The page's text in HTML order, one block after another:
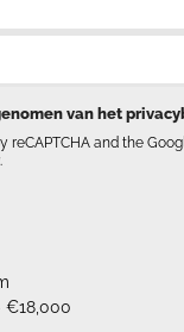
van het
reCAPTCHA and the
empty.